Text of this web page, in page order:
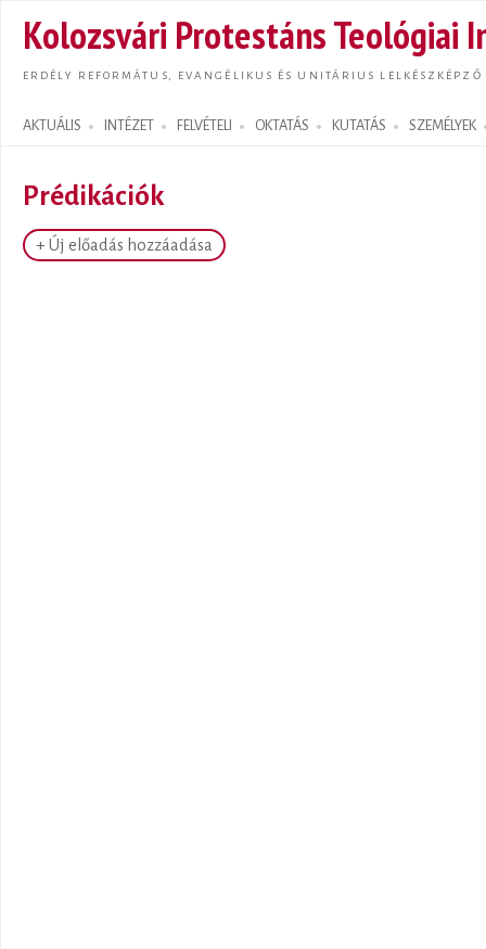
Kolozsvári Protestáns Teológiai
ERDÉLY REFORMÁTUS, EVANGÉLIKUS ÉS UNITÁRIUS LELKÉSZKÉPZŐ
AKTUÁLIS INTÉZET FELVÉTELI OKTATÁS KUTATÁS SZEMÉLYEK
Search form
Prédikációk
+ Új előadás hozzáadása